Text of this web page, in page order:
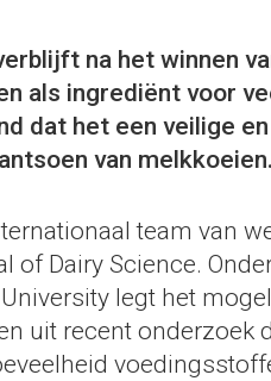
na het winnen
als ingrediënt voor
dat het een veilige
van melkkoeien.
team van
Dairy Science.
legt het
uit recent onderzoek